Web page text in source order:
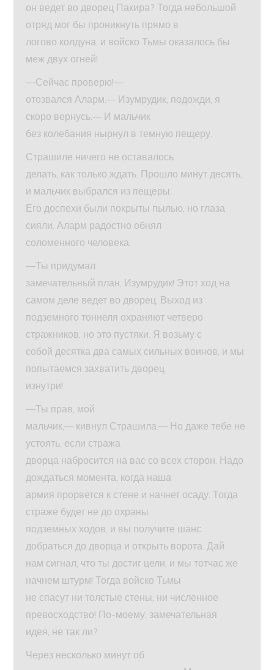
он ведет во дворец Пакира? Тогда небольшой
отряд мог бы проникнуть прямо в
логово колдуна, и войско Тьмы оказалось бы
меж двух огней!
—Сейчас проверю!—
отозвался Аларм.— Изумрудик, подожди, я
скоро вернусь.— И мальчик
без колебания нырнул в темную пещеру.
Страшиле ничего не оставалось
делать, как только ждать. Прошло минут десять,
и мальчик выбрался из пещеры.
Его доспехи были покрыты пылью, но глаза
сияли. Аларм радостно обнял
соломенного человека.
—Ты придумал
замечательный план, Изумрудик! Этот ход на
самом деле ведет во дворец. Выход из
подземного тоннеля охраняют четверо
стражников, но это пустяки. Я возьму с
собой десятка два самых сильных воинов, и мы
попытаемся захватить дворец
изнутри!
—Ты прав, мой
мальчик,— кивнул Страшила.— Но даже тебе не
устоять, если стража
дворца набросится на вас со всех сторон. Надо
дождаться момента, когда наша
армия прорвется к стене и начнет осаду. Тогда
страже будет не до охраны
подземных ходов, и вы получите шанс
добраться до дворца и открыть ворота. Дай
нам сигнал, что ты достиг цели, и мы тотчас же
начнем штурм! Тогда войско Тьмы
не спасут ни толстые стены, ни численное
превосходство! По-моему, замечательная
идея, не так ли?
Через несколько минут об